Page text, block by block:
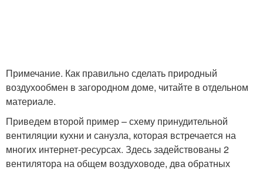
Примечание. Как правильно сделать природный
воздухообмен в загородном доме, читайте в отдельном
материале.
Приведем второй пример – схему принудительной
вентиляции кухни и санузла, которая встречается на
многих интернет-ресурсах. Здесь задействованы 2
вентилятора на общем воздуховоде, два обратных